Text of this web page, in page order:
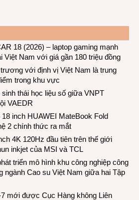
18 (2026) – laptop gaming mạnh
Việt Nam với giá gần 180 triệu đồng
với định vị Việt Nam là trung
trong khu vực
thái học liệu số giữa VNPT
VAEDR
inch HUAWEI MateBook Fold
2 chính thức ra mắt
4K 120Hz đầu tiên trên thế giới
inkjet của MSI và TCL
triển mô hình khu công nghiệp công
ngành Cao su Việt Nam giữa hai Tập
mới được Cục Hàng không Liên